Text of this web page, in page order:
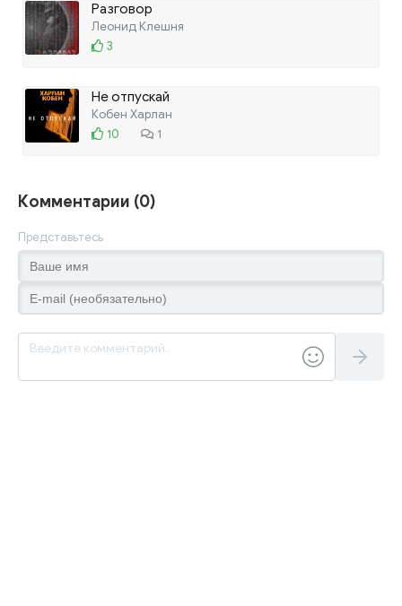
Разговор
Леонид Клешня
3
Не отпускай
Кобен Харлан
10
1
Комментарии (0)
Представьтесь